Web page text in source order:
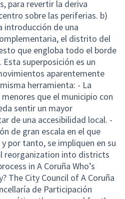
para revertir la deriva
sobre las periferias. b)
introducción de una
el distrito del
que engloba todo el borde
superposición es un
aparentemente
herramienta: - La
que el municipio con
sentir un mayor
de una accesibilidad local. -
de gran escala en el que
por tanto, se impliquen en su
into districts
in A Coruña Who’s
The City Council of A Coruña
de Participación